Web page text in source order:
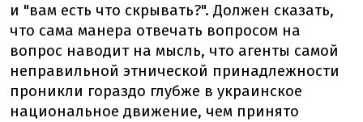
и "вам есть что скрывать?". Должен сказать,
что сама манера отвечать вопросом на
вопрос наводит на мысль, что агенты самой
неправильной этнической принадлежности
проникли гораздо глубже в украинское
национальное движение, чем принято